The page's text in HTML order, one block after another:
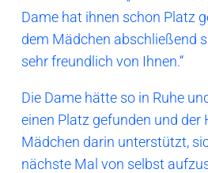
Dame hat ihnen schon Platz
dem Mädchen abschließend
sehr freundlich von Ihnen.“
Die Dame hätte so in Ruhe
einen Platz gefunden und der
Mädchen darin unterstützt,
nächste Mal von selbst